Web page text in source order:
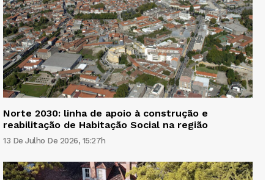
Norte 2030: linha de apoio à construção e
reabilitação de Habitação Social na região
13 De Julho De 2026, 15:27h